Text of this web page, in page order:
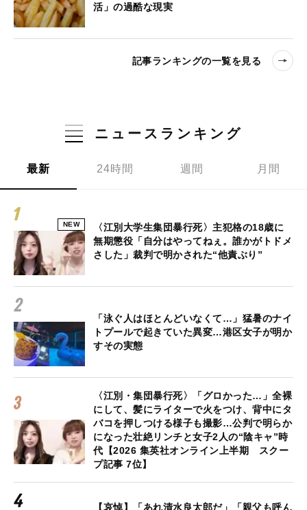
活」の過酷な現実
記事ランキングの一覧を見る
ニュースランキング
最新 24時間 週間 月間
NEW
〈江別大学生集団暴行死〉主犯格の18歳に
無期懲役「自分はやってねぇ。誰かがトドメ
さした」裁判で明かされた“他責ぶり”
「泳ぐ人はほとんどいなくて…」猛暑のナイ
トプールで起きていた異変…港区女子が明か
すその実態
〈江別・集団暴行死〉「グロかった…」全裸
にして、髪にライターで火をつけ、背中にタ
バコを押しつける様子も撮影…公判で明らか
になった壮絶リンチと女子2人の“陰キャ”時
代【2026 集英社オンライン上半期 スクー
プ記事 7位】
【哀悼】「あれ清水良太郎だ」「親父も呼ん